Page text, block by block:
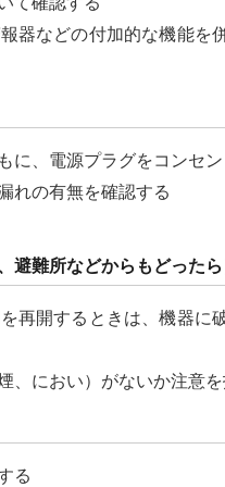
器などの付加的な機能を
に、電源プラグをコンセン
れの有無を確認する
難所などからもどったら
再開するときは、機器に
、におい）がないか注意を
る